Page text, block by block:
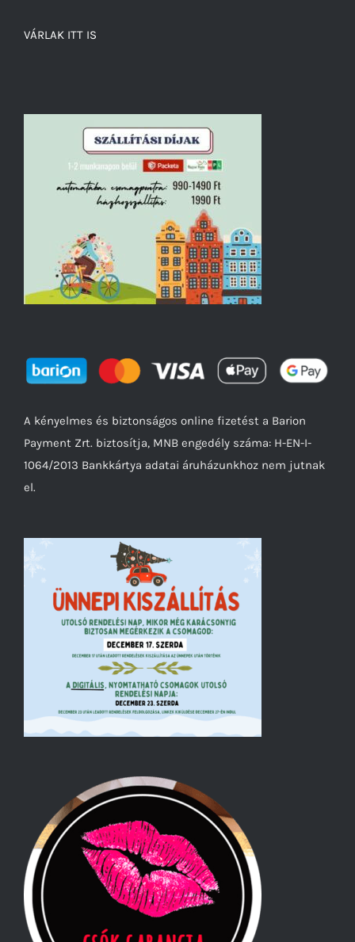
VÁRLAK ITT IS
A kényelmes és biztonságos online fizetést a Barion
Payment Zrt. biztosítja, MNB engedély száma: H-EN-I-
1064/2013 Bankkártya adatai áruházunkhoz nem jutnak
el.